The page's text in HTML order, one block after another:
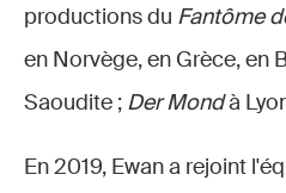
productions du Fantôme
en Norvège, en Grèce, en
Saoudite ; Der Mondà
En 2019, Ewan a rejoint